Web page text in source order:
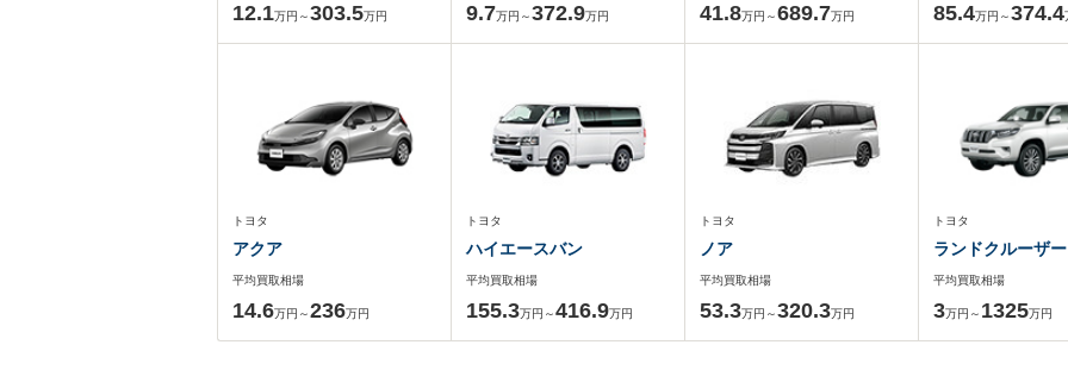
12.1万円～303.5万円 9.7万円～372.9万円 41.8万円～689.7万円 85.4万円～374.4
トヨタ
アクア
平均買取相場
14.6万円～236万円
トヨタ
ハイエースバン
平均買取相場
155.3万円～416.9万円
トヨタ
ノア
平均買取相場
53.3万円～320.3万円
トヨタ
ランドクルーザ
平均買取相場
3万円～ 1325万円